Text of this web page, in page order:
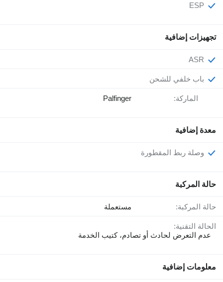
ESP
تجهيزات إضافية
ASR
باب خلفي للشحن
الماركة: Palfinger
معدة إضافية
وصلة ربط المقطورة
حالة المركبة
حالة المركبة: مستعملة
الحالة التقنية:
عدم التعرض لحادث أو تصادم، كتيب الخدمة
معلومات إضافية